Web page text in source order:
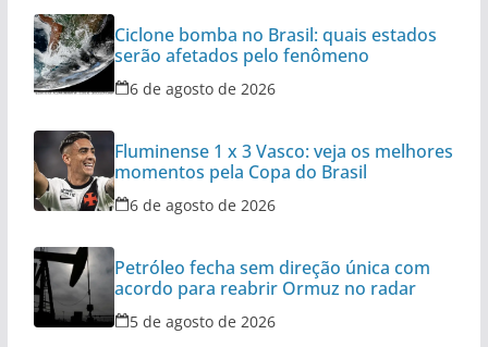
Ciclone bomba no Brasil: quais estados
serão afetados pelo fenômeno
6 de agosto de 2026
Fluminense 1 x 3 Vasco: veja os melhores
momentos pela Copa do Brasil
6 de agosto de 2026
Petróleo fecha sem direção única com
acordo para reabrir Ormuz no radar
5 de agosto de 2026